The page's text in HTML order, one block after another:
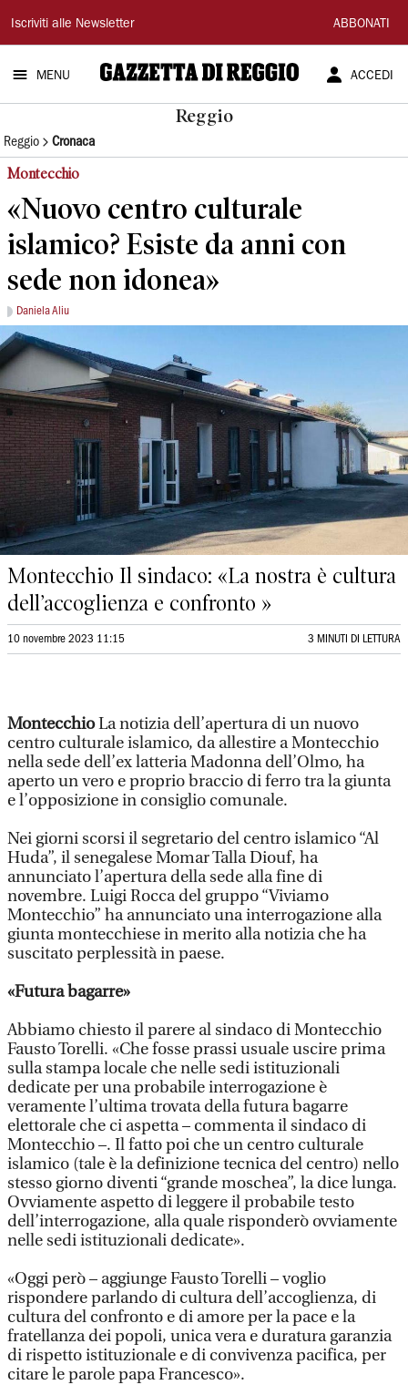
Gazzetta
di
Reggio
Iscriviti alle Newsletter ABBONATI
MENU ACCEDI
Reggio
Reggio Cronaca
Montecchio
«Nuovo centro culturale
islamico? Esiste da anni con
sede non idonea»
Daniela Aliu
Montecchio Il sindaco: «La nostra è cultura
dell’accoglienza e confronto »
10 novembre 2023 11:15 3 MINUTI DI LETTURA
MontecchioLa notizia dell’apertura di un nuovo
centro culturale islamico, da allestire a Montecchio
nella sede dell’ex latteria Madonna dell’Olmo, ha
aperto un vero e proprio braccio di ferro tra la giunta
e l’opposizione in consiglio comunale.
Nei giorni scorsi il segretario del centro islamico “Al
Huda”, il senegalese Momar Talla Diouf, ha
annunciato l’apertura della sede alla fine di
novembre. Luigi Rocca del gruppo “Viviamo
Montecchio” ha annunciato una interrogazione alla
giunta montecchiese in merito alla notizia che ha
suscitato perplessità in paese.
«Futura bagarre»
Abbiamo chiesto il parere al sindaco di Montecchio
Fausto Torelli. «Che fosse prassi usuale uscire prima
sulla stampa locale che nelle sedi istituzionali
dedicate per una probabile interrogazione è
veramente l’ultima trovata della futura bagarre
elettorale che ci aspetta – commenta il sindaco di
Montecchio –. Il fatto poi che un centro culturale
islamico (tale è la definizione tecnica del centro) nello
stesso giorno diventi “grande moschea”, la dice lunga.
Ovviamente aspetto di leggere il probabile testo
dell’interrogazione, alla quale risponderò ovviamente
nelle sedi istituzionali dedicate».
«Oggi però – aggiunge Fausto Torelli – voglio
rispondere parlando di cultura dell’accoglienza, di
cultura del confronto e di amore per la pace e la
fratellanza dei popoli, unica vera e duratura garanzia
di rispetto istituzionale e di convivenza pacifica, per
citare le parole papa Francesco».